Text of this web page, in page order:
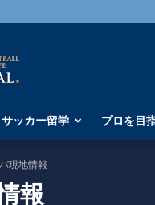
サッカー留学 プロを目
現地情報
報